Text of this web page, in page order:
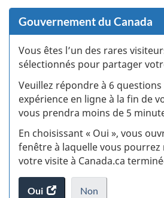
Gouvernement du Canada
Vous êtes l’un des rares
sélectionnés pour partager
Veuillez répondre à 6
expérience en ligne à la fin de
vous prendra moins de 5
En choisissant « Oui », vous
fenêtre à laquelle vous pourrez
votre visite à Canada.ca
Oui
accéder
Non